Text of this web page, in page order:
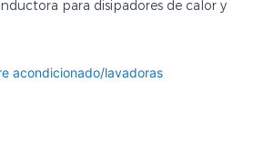
para disipadores de calor y